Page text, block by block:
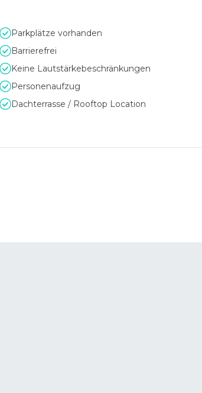
Parkplätze vorhanden
Barrierefrei
Keine Lautstärkebeschränkungen
Personenaufzug
Dachterrasse / Rooftop Location